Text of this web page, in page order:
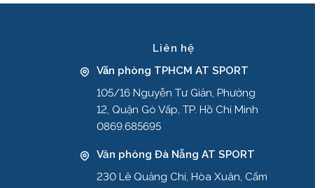
Liên hệ
Văn phòng TPHCM AT SPORT
105/16 Nguyễn Tư Giản, Phường
12, Quận Gò Vấp, TP. Hồ Chí Minh
0869.685695
Văn phòng Đà Nẵng AT SPORT
230 Lê Quảng Chí, Hòa Xuân, Cẩm